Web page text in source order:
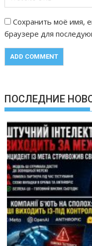
Сохранить моё имя,
браузере для
ПОСЛЕДНИЕ